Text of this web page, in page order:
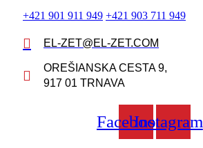
+421 901 911 949 +421 903 711 949
EL-ZET@EL-ZET.COM
OREŠIANSKA CESTA 9,
917 01 TRNAVA
FacebookInstagram